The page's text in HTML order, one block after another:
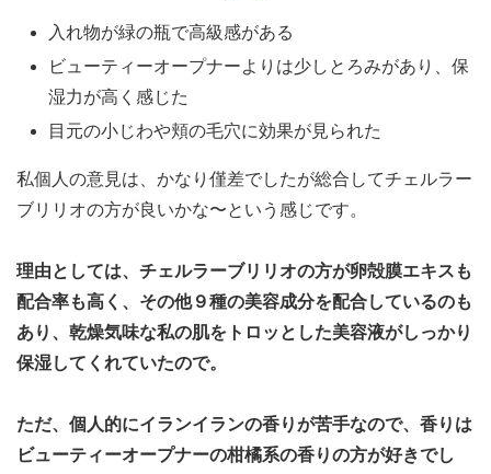
入れ物が緑の瓶で高級感がある
ビューティーオープナーよりは少しとろみがあり、保
湿力が高く感じた
目元の小じわや頬の毛穴に効果が見られた
私個人の意見は、かなり僅差でしたが総合してチェルラー
ブリリオの方が良いかな〜という感じです。
理由としては、チェルラーブリリオの方が卵殻膜エキスも
配合率も高く、その他９種の美容成分を配合しているのも
あり、乾燥気味な私の肌をトロッとした美容液がしっかり
保湿してくれていたので。
ただ、個人的にイランイランの香りが苦手なので、香りは
ビューティーオープナーの柑橘系の香りの方が好きでし